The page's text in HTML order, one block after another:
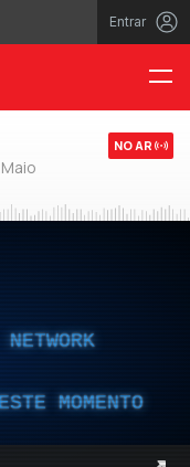
Entrar
NO AR
MOMENTO